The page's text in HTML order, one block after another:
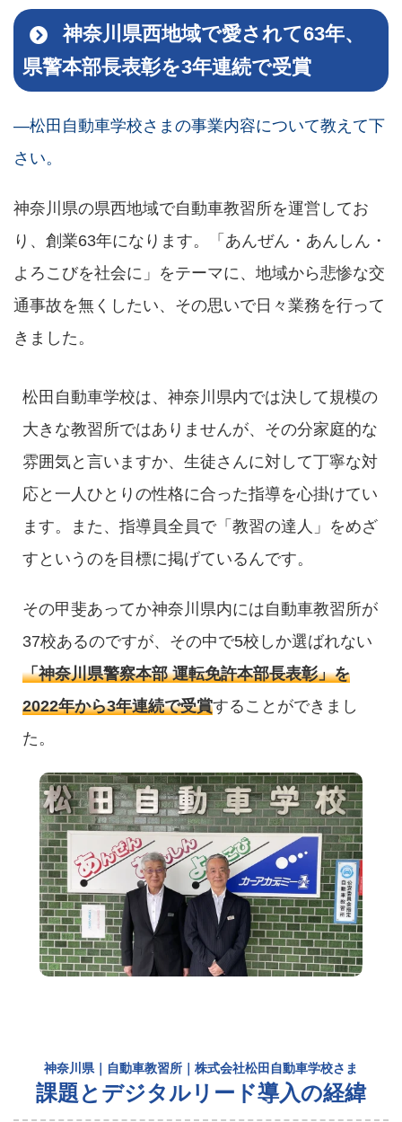
神奈川県西地域で愛されて63年、
県警本部長表彰を3年連続で受賞
―松田自動車学校さまの事業内容について教えて下
さい。
神奈川県の県西地域で自動車教習所を運営してお
り、創業63年になります。「あんぜん・あんしん・
よろこびを社会に」をテーマに、地域から悲惨な交
通事故を無くしたい、その思いで日々業務を行って
きました。
松田自動車学校は、神奈川県内では決して規模の
大きな教習所ではありませんが、その分家庭的な
雰囲気と言いますか、生徒さんに対して丁寧な対
応と一人ひとりの性格に合った指導を心掛けてい
ます。また、指導員全員で「教習の達人」をめざ
すというのを目標に掲げているんです。
その甲斐あってか神奈川県内には自動車教習所が
37校あるのですが、その中で5校しか選ばれない
「神奈川県警察本部 運転免許本部長表彰」を
2022年から3年連続で受賞することができまし
た。
神奈川県｜自動車教習所｜株式会社松田自動車学校さま
課題とデジタルリード導入の経緯